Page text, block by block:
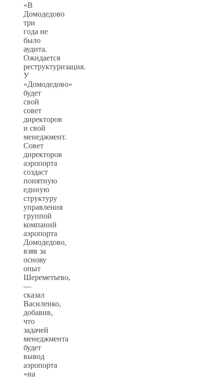
«В
Домодедово
три
года не
было
аудита.
Ожидается
реструктуризация.
У
«Домодедово»
будет
свой
совет
директоров
и свой
менеджмент.
Совет
директоров
аэропорта
создаст
понятную
единую
структуру
управления
группой
компаний
аэропорта
Домодедово,
взяв за
основу
опыт
Шереметьево,
—
сказал
Василенко,
добавив,
что
задачей
менеджмента
будет
вывод
аэропорта
«на